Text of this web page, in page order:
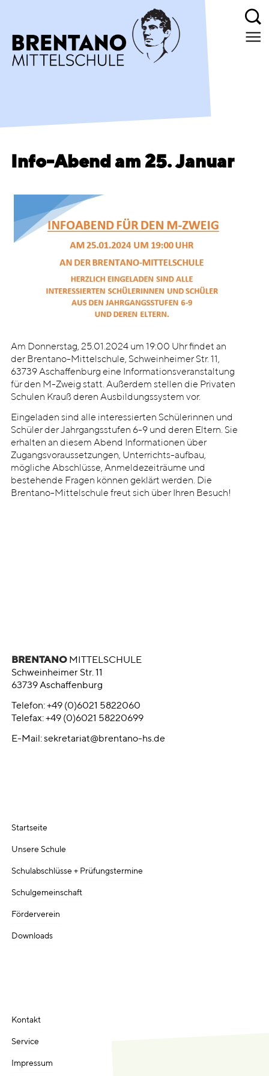
Info-Abend am 25. Januar
Am Donnerstag, 25.01.2024 um 19:00 Uhr findet an
der Brentano-Mittelschule, Schweinheimer Str. 11,
63739 Aschaffenburg eine Informationsveranstaltung
für den M-Zweig statt. Außerdem stellen die Privaten
Schulen Krauß deren Ausbildungssystem vor.
Eingeladen sind alle interessierten Schülerinnen und
Schüler der Jahrgangsstufen 6-9 und deren Eltern. Sie
erhalten an diesem Abend Informationen über
Zugangsvoraussetzungen, Unterrichts-aufbau,
mögliche Abschlüsse, Anmeldezeiträume und
bestehende Fragen können geklärt werden. Die
Brentano-Mittelschule freut sich über Ihren Besuch!
BRENTANOMITTELSCHULE
Schweinheimer Str. 11
63739 Aschaffenburg
Telefon: +49 (0)6021 5822060
Telefax: +49 (0)6021 58220699
E-Mail:sekretariat@brentano-hs.de
Startseite
Unsere Schule
Schulabschlüsse + Prüfungstermine
Schulgemeinschaft
Förderverein
Downloads
Kontakt
Service
Impressum